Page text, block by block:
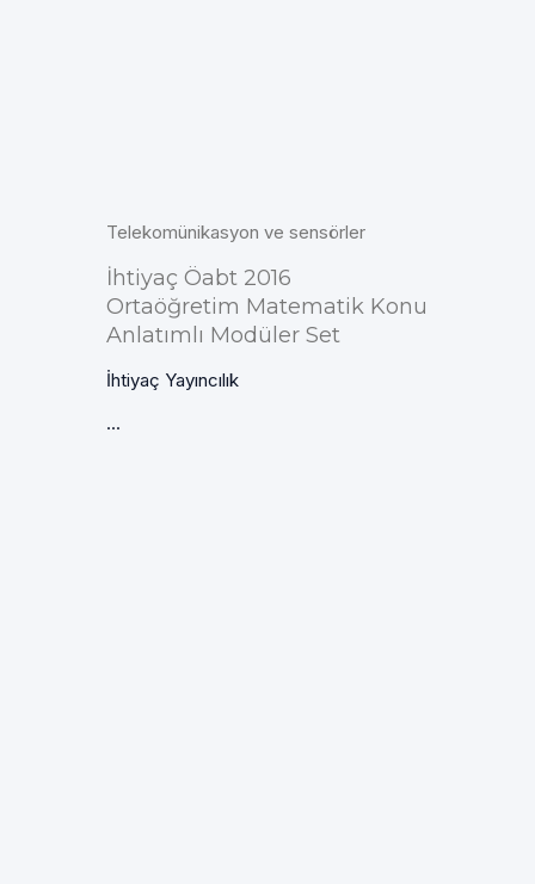
Telekomünikasyon ve sensörler
İhtiyaç Öabt 2016
Ortaöğretim Matematik Konu
Anlatımlı Modüler Set
İhtiyaç Yayıncılık
...